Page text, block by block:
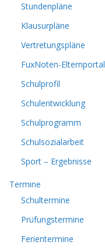
Stundenpläne
Klausurpläne
Vertretungspläne
FuxNoten-Elternportal
Schulprofil
Schulentwicklung
Schulprogramm
Schulsozialarbeit
Sport – Ergebnisse
Termine
Schultermine
Prüfungstermine
Ferientermine